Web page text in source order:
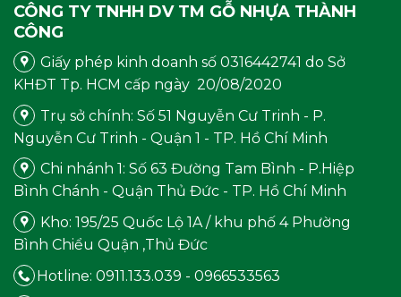
CÔNG TY TNHH DV TM GỖ NHỰA THÀNH
CÔNG
Giấy phép kinh doanh số 0316442741 do Sở
KHĐT Tp. HCM cấp ngày 20/08/2020
Trụ sở chính: Số 51 Nguyễn Cư Trinh - P.
Nguyễn Cư Trinh - Quận 1 - TP. Hồ Chí Minh
Chi nhánh 1: Số 63 Đường Tam Bình - P.Hiệp
Bình Chánh - Quận Thủ Đức - TP. Hồ Chí Minh
Kho: 195/25 Quốc Lộ 1A / khu phố 4 Phường
Bình Chiểu Quận ,Thủ Đức
Hotline: 0911.133.039 - 0966533563